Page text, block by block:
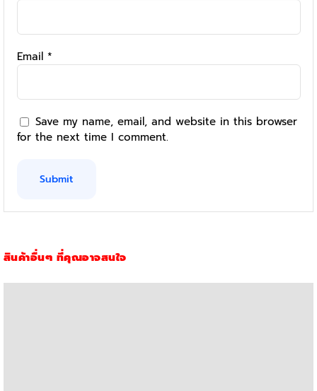
Email *
Save my name, email, and website in this browser
for the next time I comment.
สินค้าอื่นๆ ที่คุณอาจสนใจ